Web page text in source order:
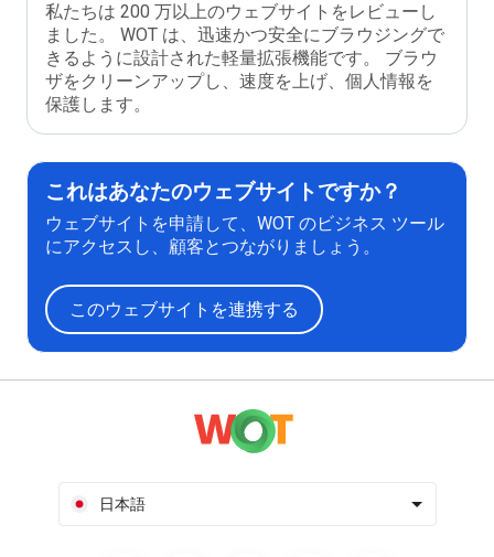
私たちは 200 万以上のウェブサイトをレビューし
ました。 WOT は、迅速かつ安全にブラウジングで
きるように設計された軽量拡張機能です。 ブラウ
ザをクリーンアップし、速度を上げ、個人情報を
保護します。
これはあなたのウェブサイトですか？
ウェブサイトを申請して、WOT のビジネス ツール
にアクセスし、顧客とつながりましょう。
このウェブサイトを連携する
日本語